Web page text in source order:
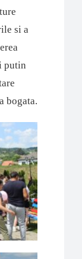
si a
putin
bogata.